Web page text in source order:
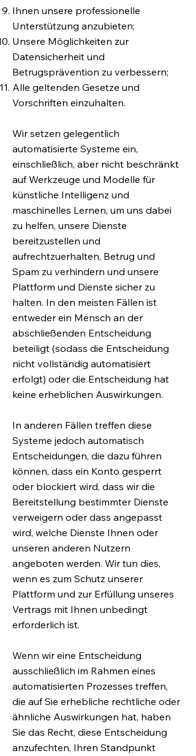
Ihnen unsere professionelle
Unterstützung anzubieten;
Unsere Möglichkeiten zur
Datensicherheit und
Betrugsprävention zu verbessern;
Alle geltenden Gesetze und
Vorschriften einzuhalten.
Wir setzen gelegentlich
automatisierte Systeme ein,
einschließlich, aber nicht beschränkt
auf Werkzeuge und Modelle für
künstliche Intelligenz und
maschinelles Lernen, um uns dabei
zu helfen, unsere Dienste
bereitzustellen und
aufrechtzuerhalten, Betrug und
Spam zu verhindern und unsere
Plattform und Dienste sicher zu
halten. In den meisten Fällen ist
entweder ein Mensch an der
abschließenden Entscheidung
beteiligt (sodass die Entscheidung
nicht vollständig automatisiert
erfolgt) oder die Entscheidung hat
keine erheblichen Auswirkungen.
In anderen Fällen treffen diese
Systeme jedoch automatisch
Entscheidungen, die dazu führen
können, dass ein Konto gesperrt
oder blockiert wird, dass wir die
Bereitstellung bestimmter Dienste
verweigern oder dass angepasst
wird, welche Dienste Ihnen oder
unseren anderen Nutzern
angeboten werden. Wir tun dies,
wenn es zum Schutz unserer
Plattform und zur Erfüllung unseres
Vertrags mit Ihnen unbedingt
erforderlich ist.
Wenn wir eine Entscheidung
ausschließlich im Rahmen eines
automatisierten Prozesses treffen,
die auf Sie erhebliche rechtliche oder
ähnliche Auswirkungen hat, haben
Sie das Recht, diese Entscheidung
anzufechten, Ihren Standpunkt